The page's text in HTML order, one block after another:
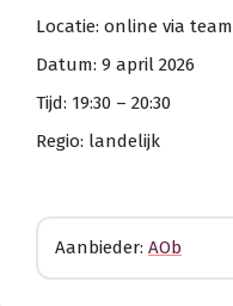
Locatie: online via
Datum: 9 april 2026
Tijd: 19:30 – 20:30
Regio: landelijk
Aanbieder: AOb